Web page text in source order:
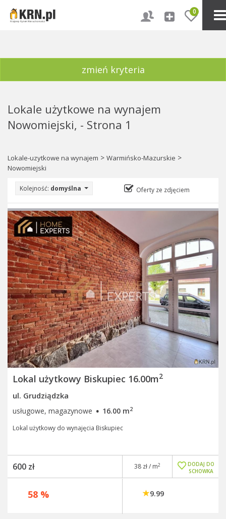
0
zmień kryteria
Lokale użytkowe na wynajem
Nowomiejski, - Strona 1
Lokale-uzytkowe na wynajem > Warmińsko-Mazurskie >
Nowomiejski
Kolejność: domyślna Oferty ze zdjęciem
Lokal użytkowy Biskupiec 16.00m2
ul. Grudziądzka
usługowe, magazynowe · 16.00 m2
Lokal użytkowy do wynajęcia Biskupiec
600 zł
DODAJ DO
SCHOWKA
38 zł / m2
58 % 9.99